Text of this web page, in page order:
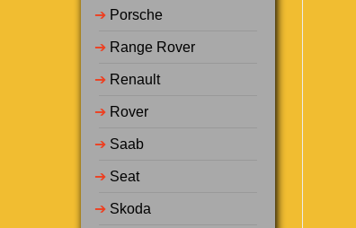
➔ Porsche
➔ Range Rover
➔ Renault
➔ Rover
➔ Saab
➔ Seat
➔ Skoda